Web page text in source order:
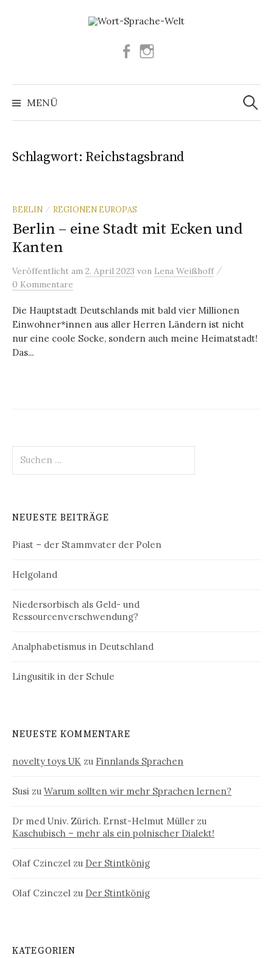
Facebook
MENÜ
Suchen
nach:
Schlagwort: Reichstagsbrand
BERLIN / REGIONEN EUROPAS
Berlin – eine Stadt mit Ecken und
Kanten
Veröffentlicht am 2. April 2023 von Lena Weißhoff /
0 Kommentare
Die Hauptstadt Deutschlands mit bald vier Millionen
Einwohner*innen aus aller Herren Ländern ist nicht
nur eine coole Socke, sondern auch meine Heimatstadt!
Das...
nach:
NEUESTE BEITRÄGE
Piast – der Stammvater der Polen
Helgoland
Niedersorbisch als Geld- und
Ressourcenverschwendung?
Analphabetismus in Deutschland
Lingusitik in der Schule
NEUESTE KOMMENTARE
novelty toys UK zu Finnlands Sprachen
Susi zu Warum sollten wir mehr Sprachen lernen?
Dr med Univ. Zürich. Ernst-Helmut Müller zu
Kaschubisch – mehr als ein polnischer Dialekt!
Olaf Czinczel zu Der Stintkönig
Olaf Czinczel zu Der Stintkönig
KATEGORIEN